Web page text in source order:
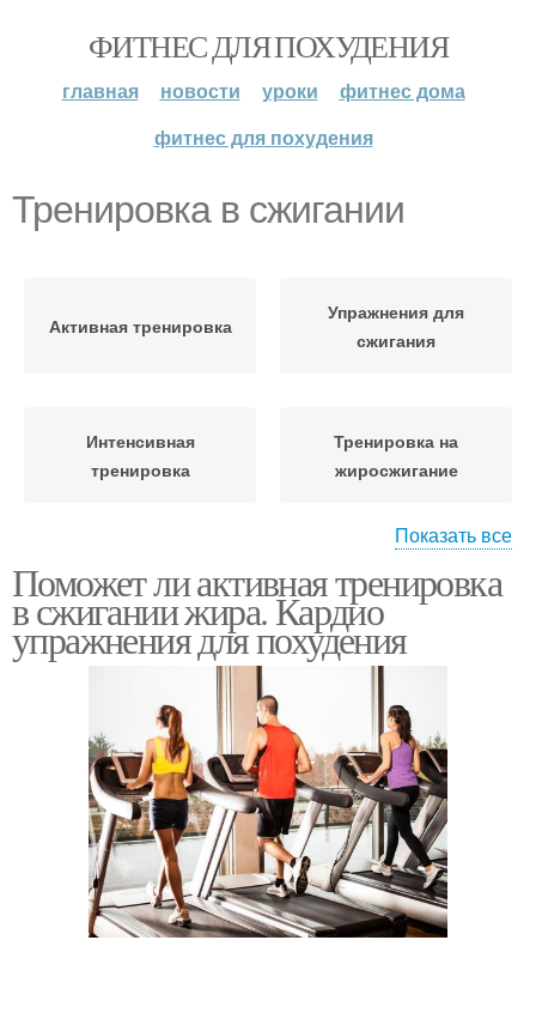
ФИТНЕС ДЛЯ ПОХУДЕНИЯ
главная новости уроки
фитнес дома
фитнес для похудения
Тренировка в сжигании
Активная тренировка
Упражнения для
сжигания
Интенсивная
тренировка
Тренировка на
жиросжигание
тренировкой
сжигания
Тренировки в
тренажерном зале
Круговая тренировка
Тренировка для
похудения
Показать все
Поможет ли активная тренировка
в сжигании жира. Кардио
упражнения для похудения